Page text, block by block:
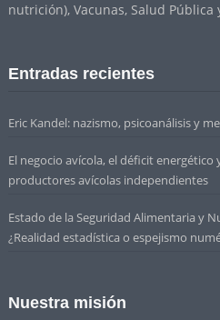
nutrición), Vacunas, Salud Pública
Entradas recientes
Eric Kandel: nazismo, psicoanálisis y
El negocio avícola, el déficit
productores avícolas independientes
Estado de la Seguridad Alimentaria y
¿Realidad estadística o espejismo
Nuestra misión